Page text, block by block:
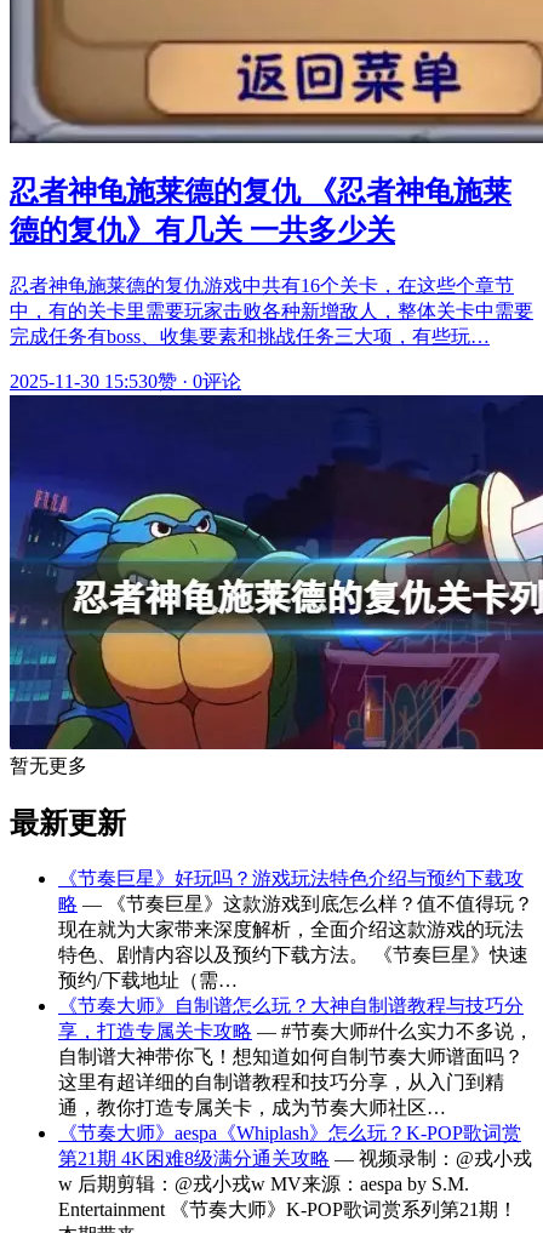
忍者神龟施莱德的复仇 《忍者神龟施莱
德的复仇》有几关 一共多少关
忍者神龟施莱德的复仇游戏中共有16个关卡，在这些个章节
中，有的关卡里需要玩家击败各种新增敌人，整体关卡中需要
完成任务有boss、收集要素和挑战任务三大项，有些玩…
2025-11-30 15:530赞 · 0评论
暂无更多
最新更新
《节奏巨星》好玩吗？游戏玩法特色介绍与预约下载攻
略 — 《节奏巨星》这款游戏到底怎么样？值不值得玩？
现在就为大家带来深度解析，全面介绍这款游戏的玩法
特色、剧情内容以及预约下载方法。 《节奏巨星》快速
预约/下载地址（需…
《节奏大师》自制谱怎么玩？大神自制谱教程与技巧分
享，打造专属关卡攻略 — #节奏大师#什么实力不多说，
自制谱大神带你飞！想知道如何自制节奏大师谱面吗？
这里有超详细的自制谱教程和技巧分享，从入门到精
通，教你打造专属关卡，成为节奏大师社区…
《节奏大师》aespa《Whiplash》怎么玩？K-POP歌词赏
第21期 4K困难8级满分通关攻略 — 视频录制：@戎小戎
w 后期剪辑：@戎小戎w MV来源：aespa by S.M.
Entertainment 《节奏大师》K-POP歌词赏系列第21期！